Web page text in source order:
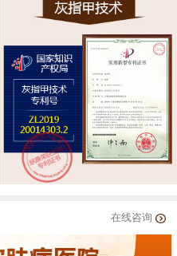
在线咨询